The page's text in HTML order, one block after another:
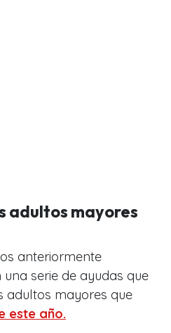
adultos mayores
anteriormente
serie de ayudas que
adultos mayores que
este año.